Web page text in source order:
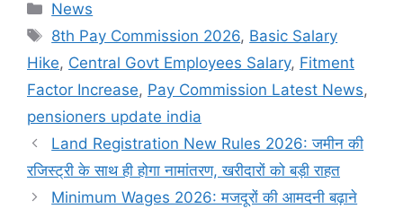
Categories
News
Tags
8th Pay Commission 2026, Basic Salary
Hike, Central Govt Employees Salary, Fitment
Factor Increase, Pay Commission Latest News,
pensioners update india
Land Registration New Rules 2026: जमीन की
रजिस्ट्री के साथ ही होगा नामांतरण, खरीदारों को बड़ी राहत
Minimum Wages 2026: मजदूरों की आमदनी बढ़ाने